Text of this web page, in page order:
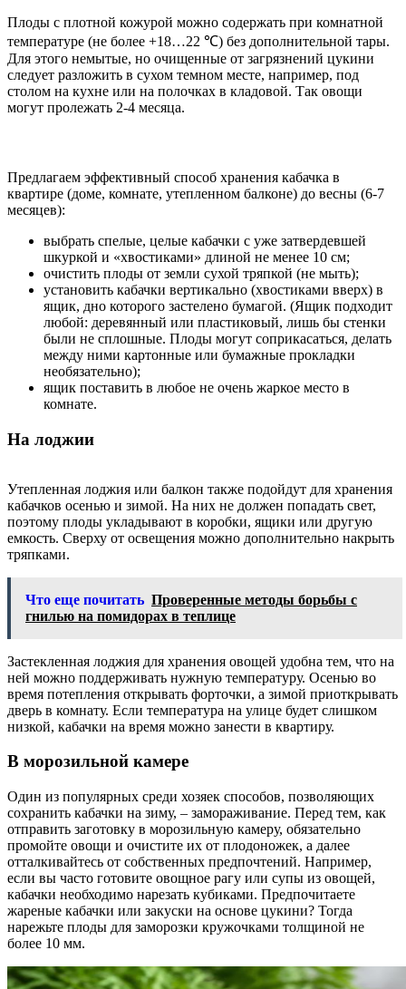
Плоды с плотной кожурой можно содержать при комнатной
температуре (не более +18…22 ℃) без дополнительной тары.
Для этого немытые, но очищенные от загрязнений цукини
следует разложить в сухом темном месте, например, под
столом на кухне или на полочках в кладовой. Так овощи
могут пролежать 2-4 месяца.
Предлагаем эффективный способ хранения кабачка в
квартире (доме, комнате, утепленном балконе) до весны (6-7
месяцев):
выбрать спелые, целые кабачки с уже затвердевшей
шкуркой и «хвостиками» длиной не менее 10 см;
очистить плоды от земли сухой тряпкой (не мыть);
установить кабачки вертикально (хвостиками вверх) в
ящик, дно которого застелено бумагой. (Ящик подходит
любой: деревянный или пластиковый, лишь бы стенки
были не сплошные. Плоды могут соприкасаться, делать
между ними картонные или бумажные прокладки
необязательно);
ящик поставить в любое не очень жаркое место в
комнате.
На лоджии
Утепленная лоджия или балкон также подойдут для хранения
кабачков осенью и зимой. На них не должен попадать свет,
поэтому плоды укладывают в коробки, ящики или другую
емкость. Сверху от освещения можно дополнительно накрыть
тряпками.
Что еще почитать Проверенные методы борьбы с
гнилью на помидорах в теплице
Застекленная лоджия для хранения овощей удобна тем, что на
ней можно поддерживать нужную температуру. Осенью во
время потепления открывать форточки, а зимой приоткрывать
дверь в комнату. Если температура на улице будет слишком
низкой, кабачки на время можно занести в квартиру.
В морозильной камере
Один из популярных среди хозяек способов, позволяющих
сохранить кабачки на зиму, – замораживание. Перед тем, как
отправить заготовку в морозильную камеру, обязательно
промойте овощи и очистите их от плодоножек, а далее
отталкивайтесь от собственных предпочтений. Например,
если вы часто готовите овощное рагу или супы из овощей,
кабачки необходимо нарезать кубиками. Предпочитаете
жареные кабачки или закуски на основе цукини? Тогда
нарежьте плоды для заморозки кружочками толщиной не
более 10 мм.